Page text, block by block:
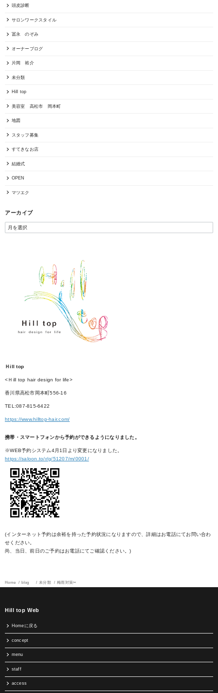
頭皮診断
サロンワークスタイル
冨永 のぞみ
オーナーブログ
片岡 裕介
未分類
Hill top
美容室 高松市 岡本町
地図
スタッフ募集
すてきなお店
結婚式
OPEN
マツエク
アーカイブ
Ｈill top
<Ｈill top hair design for life>
香川県高松市岡本町556-16
TEL:087-815-6422
https://www.hilltop-hair.com/
携帯・スマートフォンから予約ができるようになりました。
※WEB予約システム4月1日より変更になりました。
https://saloon.to/r/g/51207/m/0001/
(インターネット予約は余裕を持った予約状況になりますので、詳細はお電話にてお問い合わ
せください。
尚、当日、前日のご予約はお電話にてご確認ください。)
Home blog 未分類 梅雨対策✂︎
Hill top Web
Homeに戻る
concept
menu
staff
access